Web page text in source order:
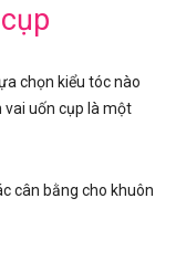
chọn kiểu tóc nào
vai uốn cụp là một
cân bằng cho khuôn